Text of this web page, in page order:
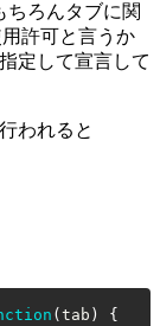
ちろんタブに関
許可と言うか
定して宣言して
われると
(tab )
{